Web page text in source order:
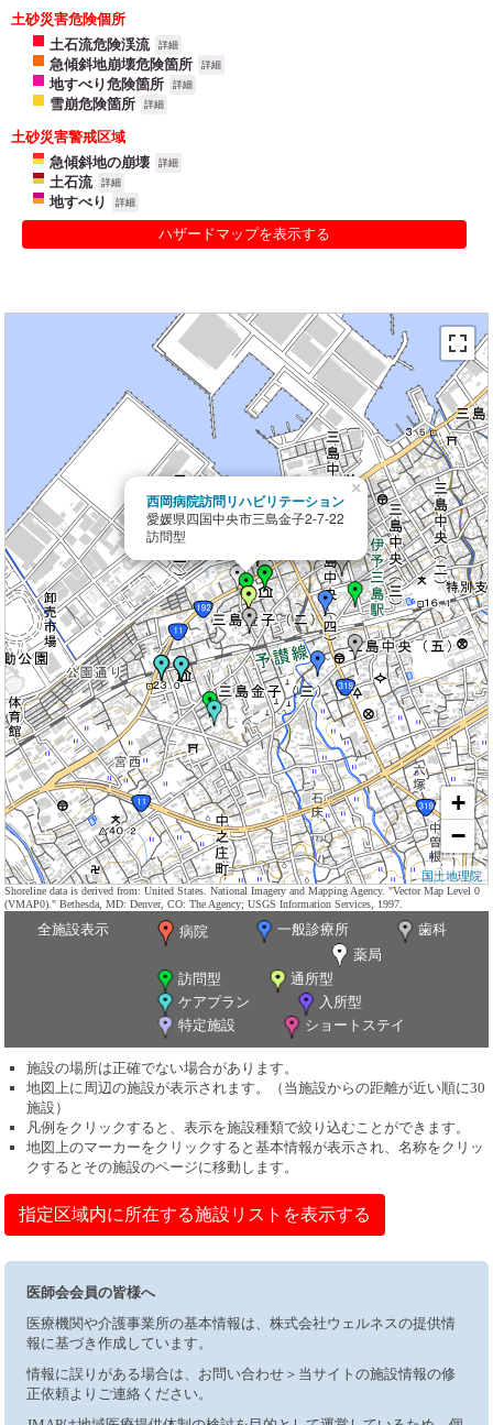
土砂災害危険個所
土石流危険渓流
詳細
急傾斜地崩壊危険箇所 詳細
地すべり危険箇所 詳細
雪崩危険箇所 詳細
土砂災害警戒区域
急傾斜地の崩壊
詳細
土石流 詳細
地すべり 詳細
ハザードマップを表示する
西岡病院訪問リハビリテーション
愛媛県四国中央市三島金子2-7-22
訪問型
×
+
−
国土地理院
Shoreline data is derived from: United States. National Imagery and Mapping Agency. "Vector Map Level 0
(VMAP0)." Bethesda, MD: Denver, CO: The Agency; USGS Information Services, 1997.
全施設表示 病院 一般診療所
歯科
薬局
訪問型
通所型
ケアプラン
入所型
特定施設
ショートステイ
施設の場所は正確でない場合があります。
地図上に周辺の施設が表示されます。（当施設からの距離が近い順に30
施設）
凡例をクリックすると、表示を施設種類で絞り込むことができます。
地図上のマーカーをクリックすると基本情報が表示され、名称をクリッ
クするとその施設のページに移動します。
指定区域内に所在する施設リストを表示する
医師会会員の皆様へ
医療機関や介護事業所の基本情報は、株式会社ウェルネスの提供情
報に基づき作成しています。
情報に誤りがある場合は、お問い合わせ＞当サイトの施設情報の修
正依頼よりご連絡ください。